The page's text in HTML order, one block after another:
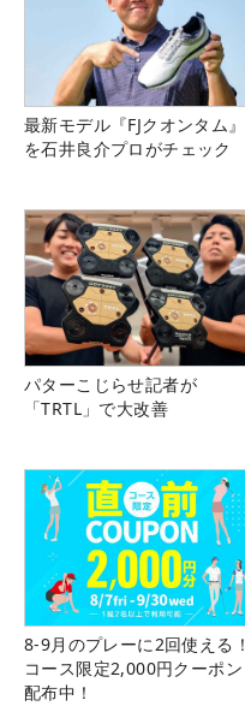
最新モデル『FJクオンタム』
を石井良介プロがチェック
パターこじらせ記者が
「TRTL」で大改善
8-9月のプレーに2回使える！
コース限定2,000円クーポン
配布中！